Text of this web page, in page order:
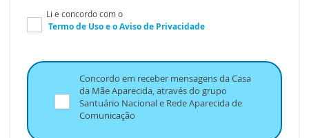
Li e concordo com o
Termo de Usoe oAviso de Privacidade
Concordo em receber mensagens da Casa
da Mãe Aparecida, através do grupo
Santuário Nacional e Rede Aparecida de
Comunicação